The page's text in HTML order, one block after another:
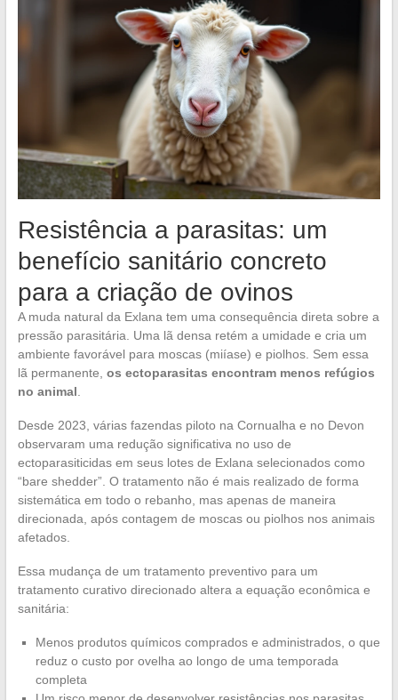
Resistência a parasitas: um
benefício sanitário concreto
para a criação de ovinos
A muda natural da Exlana tem uma consequência direta sobre a
pressão parasitária. Uma lã densa retém a umidade e cria um
ambiente favorável para moscas (miíase) e piolhos. Sem essa
lã permanente, os ectoparasitas encontram menos refúgios
no animal
Desde 2023, várias fazendas piloto na Cornualha e no Devon
observaram uma redução significativa no uso de
ectoparasiticidas em seus lotes de Exlana selecionados como
“bare shedder”. O tratamento não é mais realizado de forma
sistemática em todo o rebanho, mas apenas de maneira
direcionada, após contagem de moscas ou piolhos nos animais
afetados.
Essa mudança de um tratamento preventivo para um
tratamento curativo direcionado altera a equação econômica e
sanitária:
Menos produtos químicos comprados e administrados, o que
reduz o custo por ovelha ao longo de uma temporada
completa